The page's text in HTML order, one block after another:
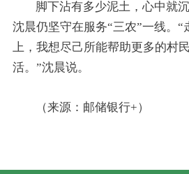
脚下沾有多少泥土，心中就
沈晨仍坚守在服务“三农”一线。“
上，我想尽己所能帮助更多的村
活。”沈晨说。
（来源：邮储银行+）